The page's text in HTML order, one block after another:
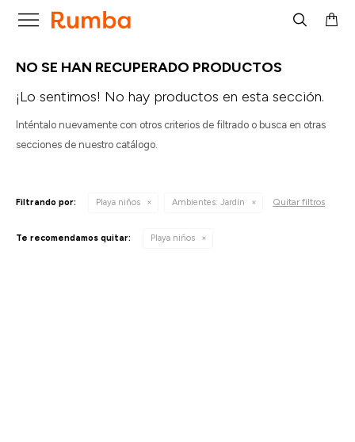

NO SE HAN RECUPERADO PRODUCTOS
¡Lo sentimos! No hay productos en esta sección.
Inténtalo nuevamente con otros criterios de filtrado o busca en otras
secciones de nuestro catálogo.
Filtrando por: Playa niños Ambientes: Jardín Quitar filtros
Te recomendamos quitar: Playa niños